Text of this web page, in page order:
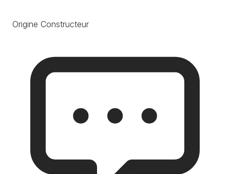
Origine Constructeur